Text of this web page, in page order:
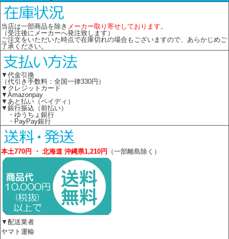
当店は一部商品を除き メーカー取り寄せしております。
（受注後にメーカーへ発注致します）
ご注文をいただいた時点で在庫切れの場合もございますので、あらかじめご
了承ください。
▼代金引換
（代引き手数料：全国一律330円）
▼クレジットカード
▼Amazonpay
▼あと払い（ペイディ）
▼銀行振込（前払い）
・ゆうちょ銀行
・PayPay銀行
本土770円 ・ 北海道 沖縄県1,210円 （一部離島除く）
▼配送業者
ヤマト運輸